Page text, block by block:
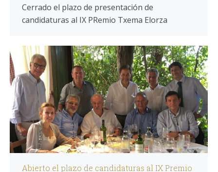
Cerrado el plazo de presentación de
candidaturas al IX PRemio Txema Elorza
Abierto el plazo de candidaturas al IX Premio